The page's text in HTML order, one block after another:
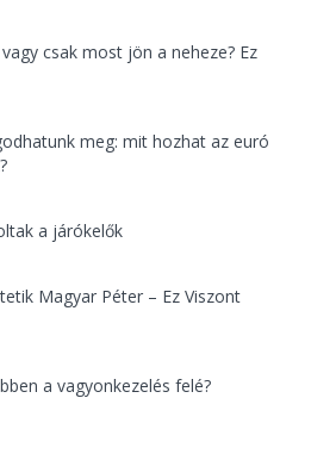
csak most jön a neheze? Ez
meg: mit hozhat az euró
a járókelők
Magyar Péter – Ez Viszont
a vagyonkezelés felé?